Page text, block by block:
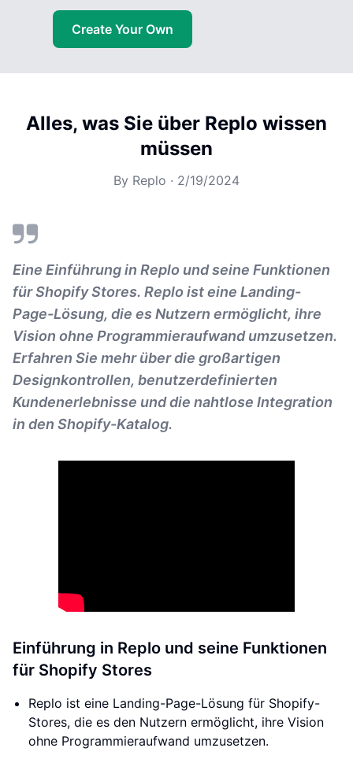
Create Your Own
Alles, was Sie über Replo wissen
müssen
By Replo · 2/19/2024
Eine Einführung in Replo und seine Funktionen
für Shopify Stores. Replo ist eine Landing-
Page-Lösung, die es Nutzern ermöglicht, ihre
Vision ohne Programmieraufwand umzusetzen.
Erfahren Sie mehr über die großartigen
Designkontrollen, benutzerdefinierten
Kundenerlebnisse und die nahtlose Integration
in den Shopify-Katalog.
Einführung in Replo und seine Funktionen
für Shopify Stores
Replo ist eine Landing-Page-Lösung für Shopify-
Stores, die es den Nutzern ermöglicht, ihre Vision
ohne Programmieraufwand umzusetzen.